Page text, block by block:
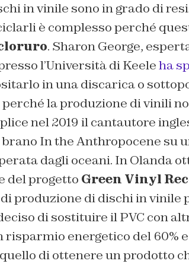
in vinile sono in grado di
è complesso perché
. Sharon George,
l’Università di Keeleha
in una discarica o
la produzione di vinili
nel 2019 il cantautore
In the Anthropocene su
dagli oceani. In Olanda
del progetto Green Vinyl
produzione di dischi in vinile
di sostituire il PVC con
energetico del 60%
di ottenere un prodotto